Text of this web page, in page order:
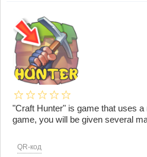
"Craft Hunter" is game that uses
game, you will be given several
QR-код